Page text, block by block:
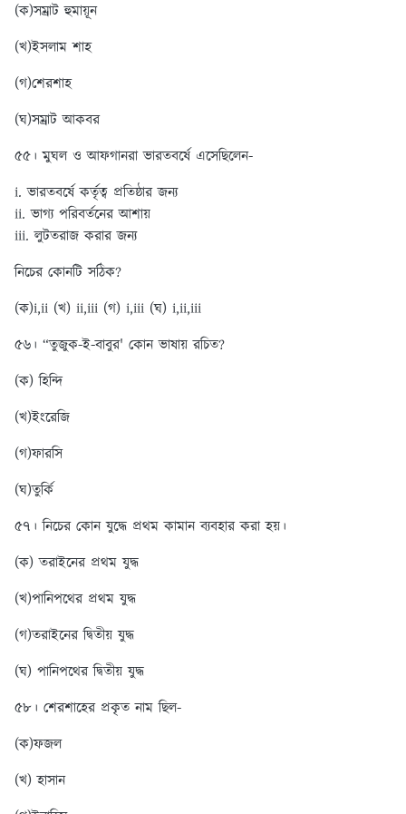
(ক)সম্রাট হুমায়ূন
(খ)ইসলাম শাহ
(গ)শেরশাহ
(ঘ)সম্রাট আকবর
৫৫। মুঘল ও আফগানরা ভারতবর্ষে এসেছিলেন-
i. ভারতবর্ষে কর্তৃত্ব প্রতিষ্ঠার জন্য
ii. ভাগ্য পরিবর্তনের আশায়
iii. লুটতরাজ করার জন্য
নিচের কোনটি সঠিক?
(ক)i,ii (খ) ii,iii (গ) i,iii (ঘ) i,ii,iii
৫৬। “তুজুক-ই-বাবুর' কোন ভাষায় রচিত?
(ক) হিন্দি
(খ)ইংরেজি
(গ)ফারসি
(ঘ)তুর্কি
৫৭। নিচের কোন যুদ্ধে প্রথম কামান ব্যবহার করা হয়।
(ক) তরাইনের প্রথম যুদ্ধ
(খ)পানিপথের প্রথম যুদ্ধ
(গ)তরাইনের দ্বিতীয় যুদ্ধ
(ঘ) পানিপথের দ্বিতীয় যুদ্ধ
৫৮। শেরশাহের প্রকৃত নাম ছিল-
(ক)ফজল
(খ) হাসান